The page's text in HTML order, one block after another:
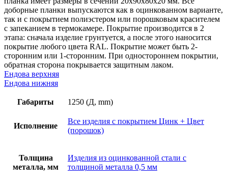
покрытие
RAL
(порошок)
доборные планки выпускаются как в оцинкованном варианте,
так и с покрытием полиэстером или порошковым красителем
с запеканием в термокамере. Покрытие производится в 2
этапа: сначала изделие грунтуется, а после этого наносится
покрытие любого цвета RAL. Покрытие может быть 2-
сторонним или 1-сторонним. При одностороннем покрытии,
обратная сторона покрывается защитным лаком.
Ендова верхняя
Ендова нижняя
Габариты 1250 (Д, mm)
Исполнение
Все изделия с покрытием Цинк + Цвет
(порошок)
Толщина
металла, мм
Изделия из оцинкованной стали с
толщиной металла 0,5 мм